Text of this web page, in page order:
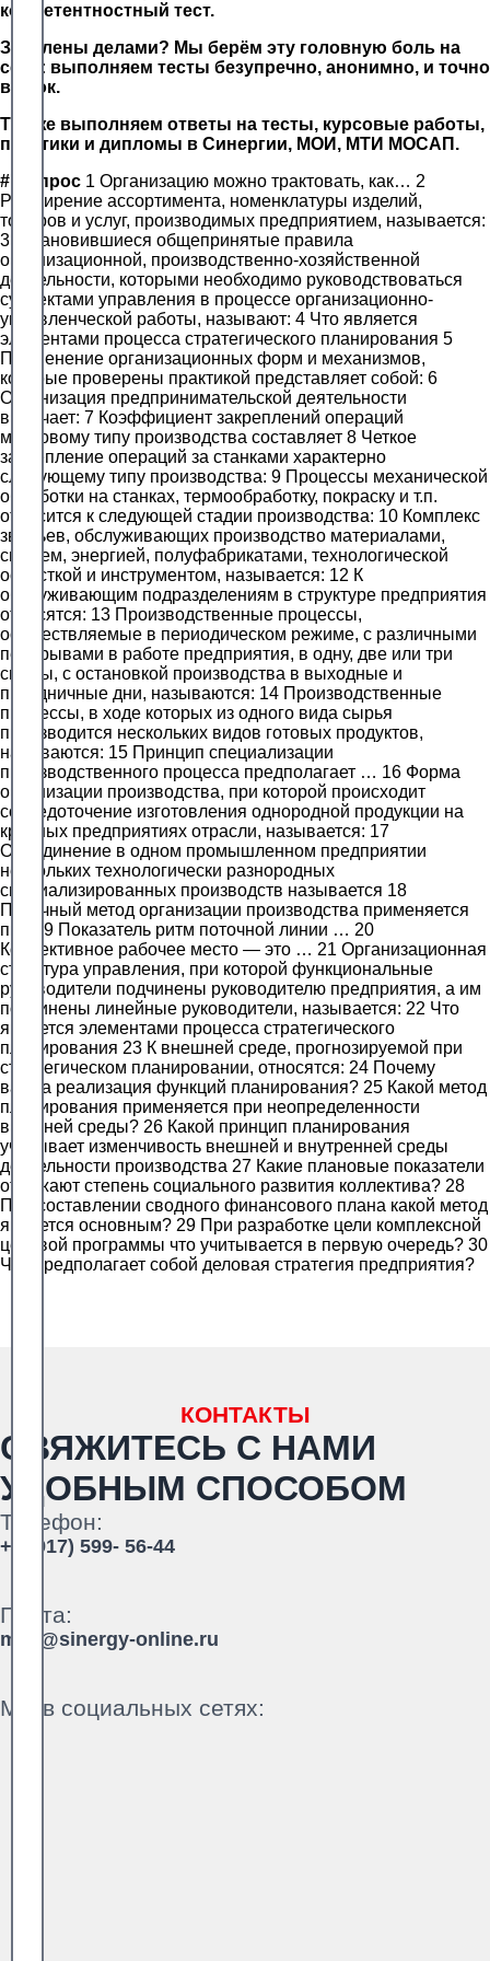
компетентностный тест.
Завалены делами? Мы берём эту головную боль на
себя: выполняем тесты безупречно, анонимно, и точно
в срок.
Так же выполняем ответы на тесты, курсовые работы,
практики и дипломы в Синергии, МОИ, МТИ МОСАП.
#
Вопрос 1 Организацию можно трактовать, как… 2
Расширение ассортимента, номенклатуры изделий,
товаров и услуг, производимых предприятием, называется:
3 Установившиеся общепринятые правила
организационной, производственно-хозяйственной
деятельности, которыми необходимо руководствоваться
субъектами управления в процессе организационно-
управленческой работы, называют: 4 Что является
элементами процесса стратегического планирования 5
Применение организационных форм и механизмов,
которые проверены практикой представляет собой: 6
Организация предпринимательской деятельности
включает: 7 Коэффициент закреплений операций
массовому типу производства составляет 8 Четкое
закрепление операций за станками характерно
следующему типу производства: 9 Процессы механической
обработки на станках, термообработку, покраску и т.п.
относится к следующей стадии производства: 10 Комплекс
звеньев, обслуживающих производство материалами,
сырьем, энергией, полуфабрикатами, технологической
оснасткой и инструментом, называется: 12 К
обслуживающим подразделениям в структуре предприятия
относятся: 13 Производственные процессы,
осуществляемые в периодическом режиме, с различными
перерывами в работе предприятия, в одну, две или три
смены, с остановкой производства в выходные и
праздничные дни, называются: 14 Производственные
процессы, в ходе которых из одного вида сырья
производится нескольких видов готовых продуктов,
называются: 15 Принцип специализации
производственного процесса предполагает … 16 Форма
организации производства, при которой происходит
сосредоточение изготовления однородной продукции на
крупных предприятиях отрасли, называется: 17
Объединение в одном промышленном предприятии
нескольких технологически разнородных
специализированных производств называется 18
Поточный метод организации производства применяется
при 19 Показатель ритм поточной линии … 20
Коллективное рабочее место — это … 21 Организационная
структура управления, при которой функциональные
руководители подчинены руководителю предприятия, а им
подчинены линейные руководители, называется: 22 Что
является элементами процесса стратегического
планирования 23 К внешней среде, прогнозируемой при
стратегическом планировании, относятся: 24 Почему
важна реализация функций планирования? 25 Какой метод
планирования применяется при неопределенности
внешней среды? 26 Какой принцип планирования
учитывает изменчивость внешней и внутренней среды
деятельности производства 27 Какие плановые показатели
отражают степень социального развития коллектива? 28
При составлении сводного финансового плана какой метод
является основным? 29 При разработке цели комплексной
целевой программы что учитывается в первую очередь? 30
Что предполагает собой деловая стратегия предприятия?
КОНТАКТЫ
СВЯЖИТЕСЬ С НАМИ
УДОБНЫМ СПОСОБОМ
Телефон:
+7 (917) 599- 56-44
Почта:
mail@sinergy-online.ru
Мы в социальных сетях: